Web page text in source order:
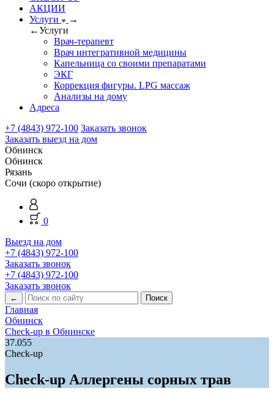
АКЦИИ
Услуги
→
←Услуги
Врач-терапевт
Врач интегративной медицины
Капельница со своими препаратами
ЭКГ
Коррекция фигуры. LPG массаж
Анализы на дому
Адреса
+7 (4843) 972-100 Заказать звонок
Заказать выезд на дом
Обнинск
Обнинск
Рязань
Сочи (скоро открытие)
0
Выезд на дом
+7 (4843) 972-100
Заказать звонок
+7 (4843) 972-100
Заказать звонок
←
Главная
Обнинск
Check-up в Обнинске
37.055
Check-up
Check-up Аллергены сорных трав